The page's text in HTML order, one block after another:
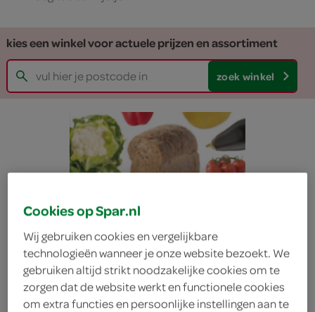
kies een winkel voor actuele prijzen en assortiment
zoek winkel
Cookies op Spar.nl
Wij gebruiken cookies en vergelijkbare
technologieën wanneer je onze website bezoekt. We
gebruiken altijd strikt noodzakelijke cookies om te
zorgen dat de website werkt en functionele cookies
om extra functies en persoonlijke instellingen aan te